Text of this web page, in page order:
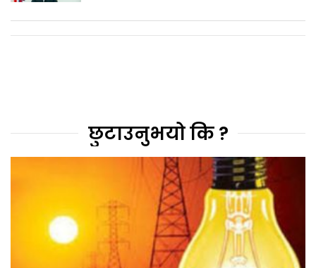
छुटाउनुभयो कि ?